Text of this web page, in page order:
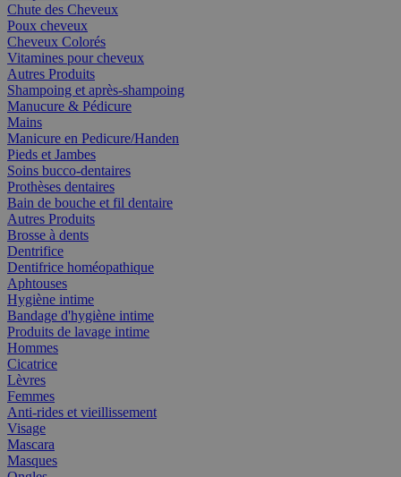
Chute des Cheveux
Poux cheveux
Cheveux Colorés
Vitamines pour cheveux
Autres Produits
Shampoing et après-shampoing
Manucure & Pédicure
Mains
Manicure en Pedicure/Handen
Pieds et Jambes
Soins bucco-dentaires
Prothèses dentaires
Bain de bouche et fil dentaire
Autres Produits
Brosse à dents
Dentrifice
Dentifrice homéopathique
Aphtouses
Hygiène intime
Bandage d'hygiène intime
Produits de lavage intime
Hommes
Cicatrice
Lèvres
Femmes
Anti-rides et vieillissement
Visage
Mascara
Masques